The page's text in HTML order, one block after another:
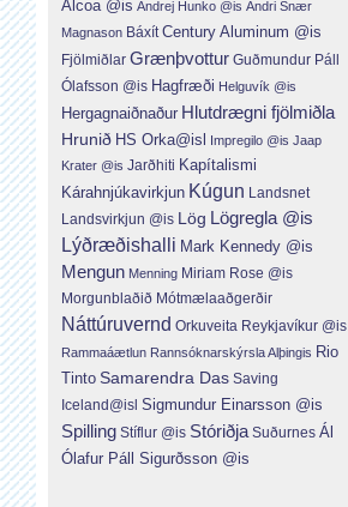
Alcoa @is Andrej Hunko @is Andri Snær
Magnason Báxít Century Aluminum @is
Fjölmiðlar Grænþvottur Guðmundur Páll
Ólafsson @is Hagfræði Helguvík @is
Hergagnaiðnaður Hlutdrægni fjölmiðla
Hrunið HS Orka@isl Impregilo @is Jaap
Krater @is Jarðhiti Kapítalismi
Kárahnjúkavirkjun Kúgun Landsnet
Landsvirkjun @is Lög Lögregla @is
Lýðræðishalli Mark Kennedy @is
Mengun Menning Miriam Rose @is
Morgunblaðið Mótmælaaðgerðir
Náttúruvernd Orkuveita Reykjavíkur @is
Rammaáætlun Rannsóknarskýrsla Alþingis Rio
Tinto Samarendra Das Saving
Iceland@isl Sigmundur Einarsson @is
Spilling Stíflur @is Stóriðja Suðurnes Ál
Ólafur Páll Sigurðsson @is